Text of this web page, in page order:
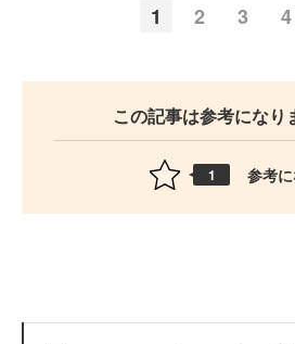
1 2 3 4
この記事は参考になり
1 参考